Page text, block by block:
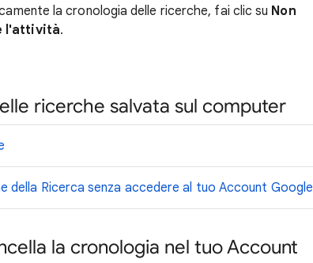
la cronologia delle ricerche, fai clic su Non
l'attività.
ricerche salvata sul computer
della Ricerca senza accedere al tuo Account Google
la cronologia nel tuo Account